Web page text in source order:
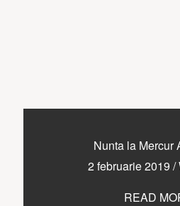
Nunta la Mercur
2 februarie 2019 /
READ